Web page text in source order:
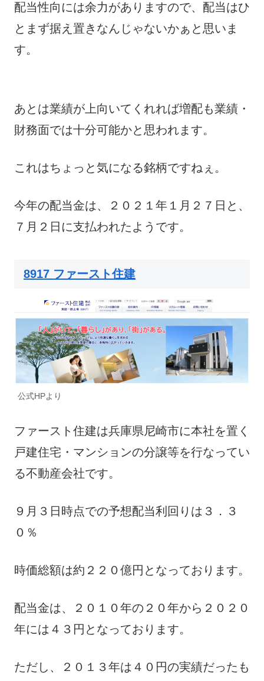
配当性向には余力がありますので、配当はひ
とまず据え置きなんじゃないかぁと思いま
す。
あとは業績が上向いてくれれば増配も業績・
財務面では十分可能かと思われます。
これはちょっと気になる銘柄ですねぇ。
今年の配当金は、２０２１年１月２７日と、
７月２日に支払われたようです。
8917 ファースト住建
公式HPより
ファースト住建は兵庫県尼崎市に本社を置く
戸建住宅・マンションの分譲等を行なってい
る不動産会社です。
９月３日時点での予想配当利回りは３．３
０％
時価総額は約２２０億円となっております。
配当金は、２０１０年の２０年から２０２０
年には４３円となっております。
ただし、２０１３年は４０円の実績だったも